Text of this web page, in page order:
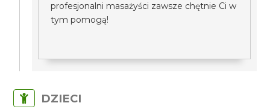
profesjonalni masażyści zawsze chętnie Ci w
tym pomogą!
DZIECI